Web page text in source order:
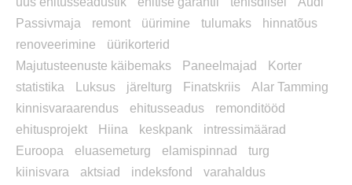
Passivmaja
remont üürimine tulumaks
hinnatõus
renoveerimine
üürikorterid
Majutusteenuste käibemaks
Paneelmajad
Korter
statistika
Luksus järelturg Finatskriis
Alar Tamming
kinnisvaraarendus
ehitusseadus
remonditööd
ehitusprojekt
Hiina keskpank
intressimäärad
Euroopa
eluasemeturg elamispinnad
turg
kiinisvara
aktsiad indeksfond
varahaldus